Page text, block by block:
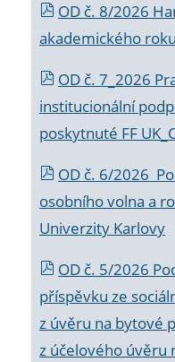
OD č. 8/2026
akademického
OD č. 7_2026
institucionální
poskytnuté FF
OD č. 6/2026
osobního volna a
Univerzity Karlovy
OD č. 5/2026
příspěvku ze
z úvěru na bytové
z účelového úvěru